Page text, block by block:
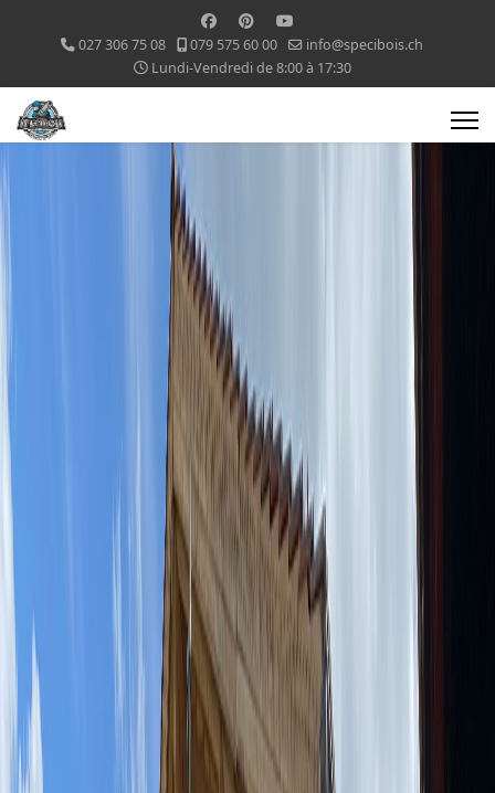
027 306 75 08 079 575 60 00
info@specibois.ch
Lundi-Vendredi de 8:00 à 17:30